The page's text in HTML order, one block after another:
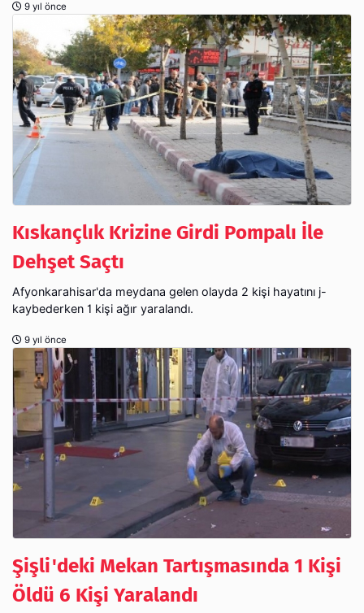
9 yıl önce
Kıskançlık Krizine Girdi Pompalı İle
Dehşet Saçtı
Afyonkarahisar'da meydana gelen olayda 2 kişi hayatını j-
kaybederken 1 kişi ağır yaralandı.
9 yıl önce
Şişli'deki Mekan Tartışmasında 1 Kişi
Öldü 6 Kişi Yaralandı